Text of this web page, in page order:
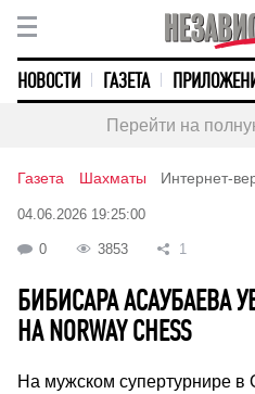
НОВОСТИ ГАЗЕТА
Перейти на
Газета Шахматы Интернет-
04.06.2026 19:25:00
0 3853 1
БИБИСАРА АСАУБАЕВА
НА NORWAY CHESS
На мужском супертурнире